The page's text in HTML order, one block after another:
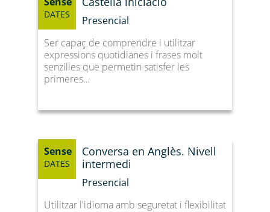
DATES
Presencial
Ser capaç de comprendre i utilitzar
expressions quotidianes i frases molt
senzilles que permetin satisfer les
primeres…
Sense
DATES
Conversa en Anglès. Nivell
intermedi
Presencial
Utilitzar l'idioma amb seguretat i flexibilitat